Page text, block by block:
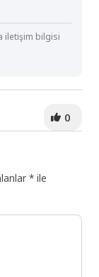
iletişim bilgisi
0
* ile